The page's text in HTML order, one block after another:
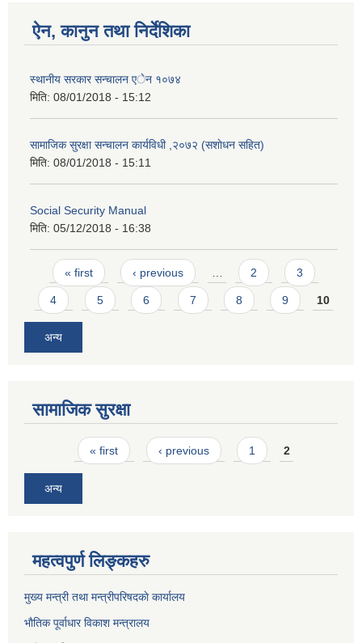
ऐन, कानुन तथा निर्देशिका
स्थानीय सरकार सन्चालन एेन १०७४
मिति: 08/01/2018 - 15:12
सामाजिक सुरक्षा सन्चालन कार्यविधी ,२०७२ (स‌शाेधन सहित)
मिति: 08/01/2018 - 15:11
Social Security Manual
मिति: 05/12/2018 - 16:38
Pages
« first ‹ previous 2 3
4 5 6 7 8 9 10
अन्य
सामाजिक सुरक्षा
Pages« first ‹ previous 1 2
अन्य
महत्वपुर्ण लिङ्कहरु
मुख्य मन्त्री तथा मन्त्रीपरिषदकाे कार्यालय
भाैतिक पूर्वाधार विकाश मन्त्रालय